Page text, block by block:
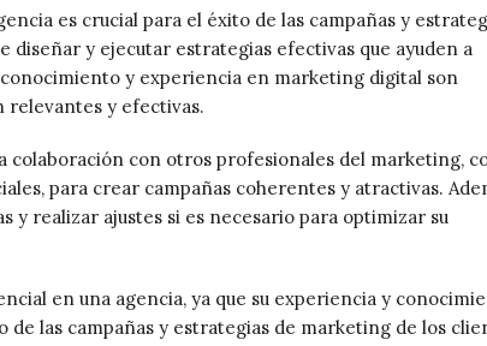
es crucial para el éxito de las campañas y
y ejecutar estrategias efectivas que ayuden a
y experiencia en marketing digital son
relevantes y efectivas.
con otros profesionales del marketing,
para crear campañas coherentes y atractivas.
y realizar ajustes si es necesario para optimizar su
en una agencia, ya que su experiencia y
las campañas y estrategias de marketing de los